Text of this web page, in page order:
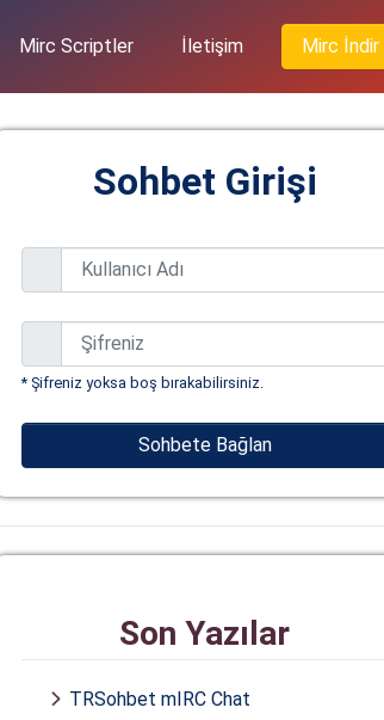
Mirc Scriptler İletişim Mirc İndir
Sohbet Girişi
* Şifreniz yoksa boş bırakabilirsiniz.
Sohbete Bağlan
Son Yazılar
TRSohbet mIRC Chat